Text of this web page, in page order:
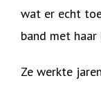
wat er echt
band met haar
Ze werkte